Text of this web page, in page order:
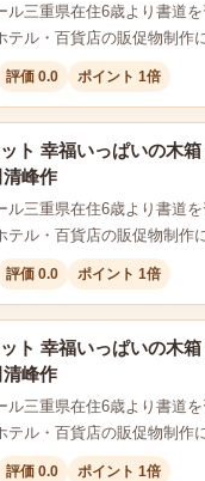
三重県在住6歳より書道
テル・百貨店の販促物制
評価 0.0 ポイント 1倍
ト 幸福いっぱいの木
峰作
三重県在住6歳より書道
テル・百貨店の販促物制
評価 0.0 ポイント 1倍
ト 幸福いっぱいの木
峰作
三重県在住6歳より書道
テル・百貨店の販促物制
評価 0.0 ポイント 1倍